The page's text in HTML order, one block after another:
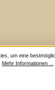
um eine
Mehr Informationen ...